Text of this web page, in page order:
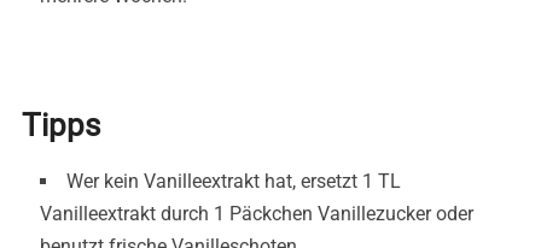
Tipps
Wer kein Vanilleextrakt hat, ersetzt 1 TL
Vanilleextrakt durch 1 Päckchen Vanillezucker oder